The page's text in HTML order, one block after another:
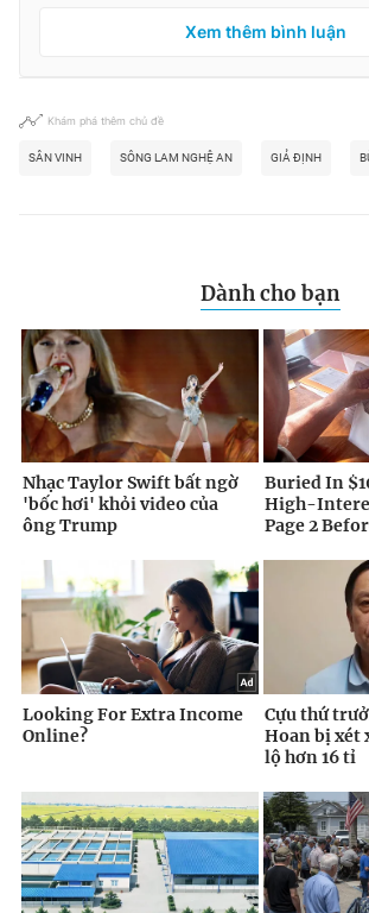
Xem thêm bình luận
Khám phá thêm chủ đề
SÂN VINH SÔNG LAM NGHỆ AN GIẢ ĐỊNH